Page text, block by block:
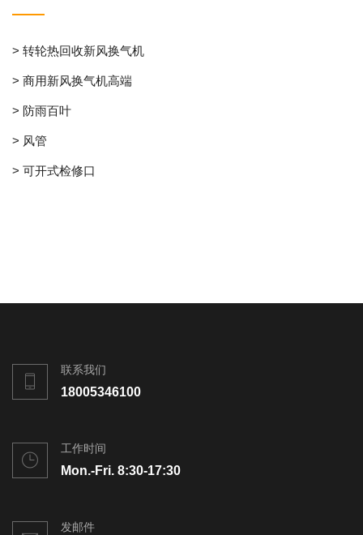
> 转轮热回收新风换气机
> 商用新风换气机高端
> 防雨百叶
> 风管
> 可开式检修口
联系我们
18005346100
工作时间
Mon.-Fri. 8:30-17:30
发邮件